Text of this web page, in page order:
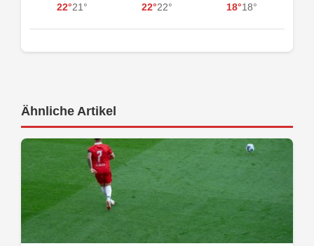
22°21° 22°22° 18°18°
Ähnliche Artikel